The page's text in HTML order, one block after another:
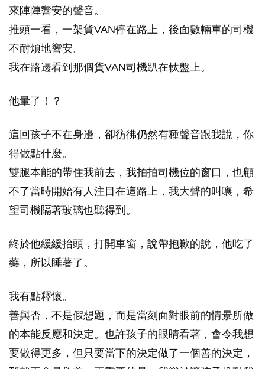
來陣陣響安的聲音。
推頭一看，一架貨VAN停在路上，後面數輛車的司機
不耐煩地響安。
我在路邊看到那個貨VAN司機趴在軚盤上。
他暈了！？
這回孩子不在身邊，卻彷彿仍然有種聲音跟我說，你
得做點什麼。
雙腿本能的帶住我前去，我拍拍司機位的窗口，也顧
不了當時開始有人注目在這路上，我大聲的叫嚷，希
望司機隔著玻璃也聽得到。
終於他緩緩抬頭，打開車窗，說帶抱歉的說，他吃了
藥，所以睡著了。
我有點釋懷。
善與否，不是假想題，而是當刻面對眼前的情景所做
的本能反應和決定。也許孩子的眼睛看著，會令我想
要做得更多，但只要當下的決定做了一個善的決定，